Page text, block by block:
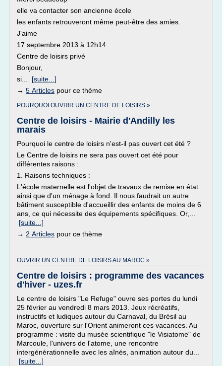
elle va contacter son ancienne école
les enfants retrouveront même peut-être des amies.
J'aime
17 septembre 2013 à 12h14
Centre de loisirs privé
Bonjour,
si... [suite...]
→ 5 Articles pour ce thème
POURQUOI OUVRIR UN CENTRE DE LOISIRS »
Centre de loisirs - Mairie d'Andilly les
marais
Pourquoi le centre de loisirs n'est-il pas ouvert cet été ?
Le Centre de loisirs ne sera pas ouvert cet été pour
différentes raisons :
1. Raisons techniques :
L'école maternelle est l'objet de travaux de remise en état
ainsi que d'un ménage à fond. Il nous faudrait un autre
bâtiment susceptible d'accueillir des enfants de moins de 6
ans, ce qui nécessite des équipements spécifiques. Or,...
[suite...]
→ 2 Articles pour ce thème
OUVRIR UN CENTRE DE LOISIRS AU MAROC »
Centre de loisirs : programme des vacances
d'hiver - uzes.fr
Le centre de loisirs "Le Refuge" ouvre ses portes du lundi
25 février au vendredi 8 mars 2013. Jeux récréatifs,
instructifs et ludiques autour du Carnaval, du Brésil au
Maroc, ouverture sur l'Orient animeront ces vacances. Au
programme : visite du musée scientifique "le Visiatome" de
Marcoule, l'univers de l'atome, une rencontre
intergénérationnelle avec les aînés, animation autour du...
[suite...]